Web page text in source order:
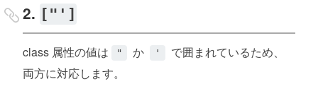
2. ["']
class 属性の値は " か '
で囲まれているため、
両方に対応します。